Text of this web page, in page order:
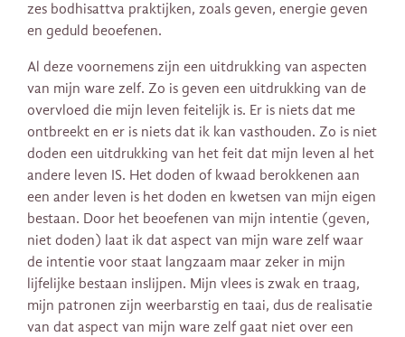
zes bodhisattva praktijken, zoals geven, energie geven
en geduld beoefenen.
Al deze voornemens zijn een uitdrukking van aspecten
van mijn ware zelf. Zo is geven een uitdrukking van de
overvloed die mijn leven feitelijk is. Er is niets dat me
ontbreekt en er is niets dat ik kan vasthouden. Zo is niet
doden een uitdrukking van het feit dat mijn leven al het
andere leven IS. Het doden of kwaad berokkenen aan
een ander leven is het doden en kwetsen van mijn eigen
bestaan. Door het beoefenen van mijn intentie (geven,
niet doden) laat ik dat aspect van mijn ware zelf waar
de intentie voor staat langzaam maar zeker in mijn
lijfelijke bestaan inslijpen. Mijn vlees is zwak en traag,
mijn patronen zijn weerbarstig en taai, dus de realisatie
van dat aspect van mijn ware zelf gaat niet over een